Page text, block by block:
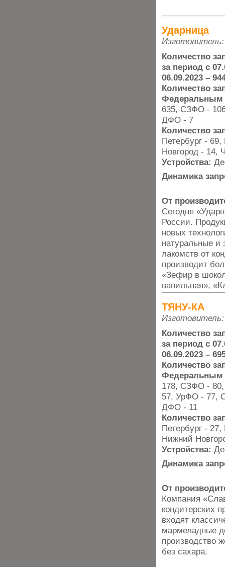
Ударница
Количество
за период с
06.09.2023 –
Количество
Федеральным
635, СЗФО -
ДФО - 7
Количество
Петербург -
Новгород - 14,
Устройства:
Динамика
От
Сегодня
России.
новых
натуральные и
лакомств от
производит
«Зефир в
ванильная»,
ТЯНУ-КА
Количество
за период с
06.09.2023 –
Количество
Федеральным
178, СЗФО -
57, УрФО - 77,
ДФО - 11
Количество
Петербург -
Нижний
Устройства:
Динамика
От
Компания
кондитерских
входят
мармеладные
производство
без сахара.